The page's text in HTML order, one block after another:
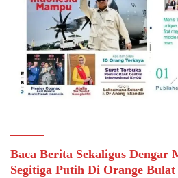
Baca Berita Sekaligus
Segitiga Putih Di Orange Bulat